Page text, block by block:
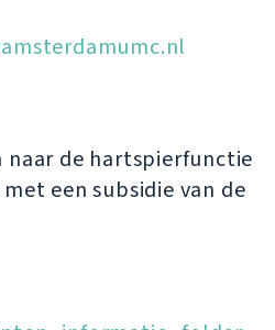
naar de hartspierfunctie
een subsidie van de